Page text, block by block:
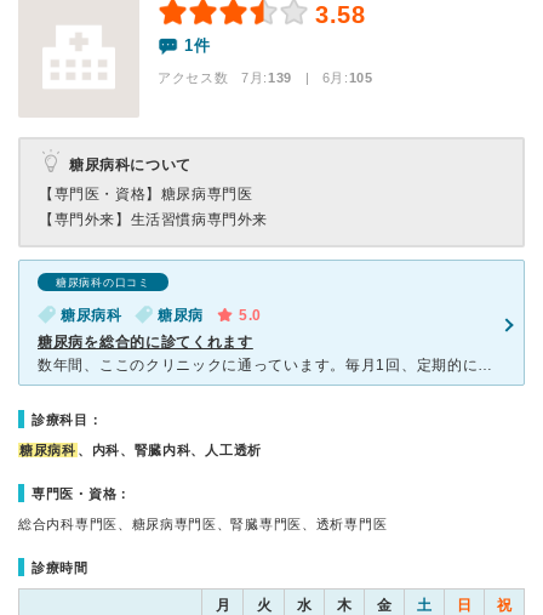
3.58
1件
アクセス数 7月:139 | 6月:105
糖尿病科について
【専門医・資格】 糖尿病専門医
【専門外来】 生活習慣病専門外来
糖尿病科の口コミ
糖尿病科 糖尿病
5.0
糖尿病を総合的に診てくれます
数年間、ここのクリニックに通っています。毎月1回、定期的に尿検査、血液検査を行い、生活指導のアドバイスを頂いております。先生、スタッフとも親切・丁寧な対応で、とても安心しています。また、糖尿病だけでな
診療科目：
糖尿病科 、内科、腎臓内科、人工透析
専門医・資格：
総合内科専門医、糖尿病専門医、腎臓専門医、透析専門医
診療時間
月 火 水 木 金 土 日 祝